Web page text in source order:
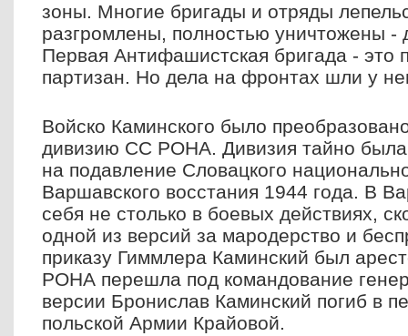
зоны. Многие бригады и отряды
разгромлены, полностью уничтожены -
Первая Антифашистская бригада - это
партизан. Но дела на фронтах шли у
Войско Каминского было
дивизию СС РОНА. Дивизия тайно
на подавление Словацкого
Варшавского восстания 1944 года. В
себя не столько в боевых действиях,
одной из версий за мародерство и
приказу Гиммлера Каминский был
РОНА перешла под командование
версии Бронислав Каминский погиб в
польской Армии Крайовой.